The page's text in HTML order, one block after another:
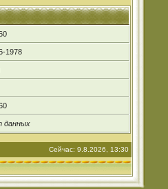
1978
данных
Сейчас: 9.8.2026, 13:30